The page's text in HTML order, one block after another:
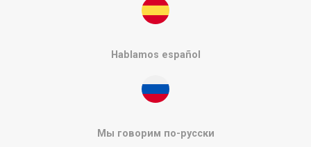
Hablamos español
Мы говорим по-русски